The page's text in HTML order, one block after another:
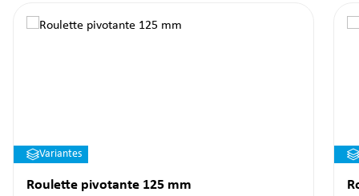
Variantes
Roulette pivotante 125 mm